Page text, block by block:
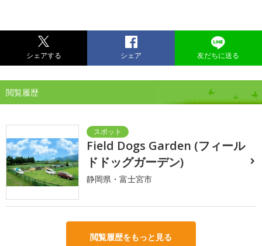
シェアする シェア 友だちに送る
閲覧履歴
Field Dogs Garden (フィール
ドドッグガーデン)
静岡県・富士宮市
閲覧履歴をもっと見る